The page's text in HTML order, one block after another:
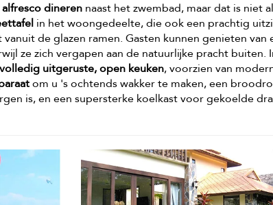
alfresco dineren naast het zwembad, maar dat is niet
in het woongedeelte, die ook een prachtig
de glazen ramen. Gasten kunnen genieten van
ze zich vergapen aan de natuurlijke pracht buiten.
volledig uitgeruste, open keuken, voorzien van
om u 's ochtends wakker te maken, een
is, en een supersterke koelkast voor gekoelde